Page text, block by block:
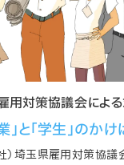
用対策協議会によ
」と「学生」のかけ
）埼玉県雇用対策協議